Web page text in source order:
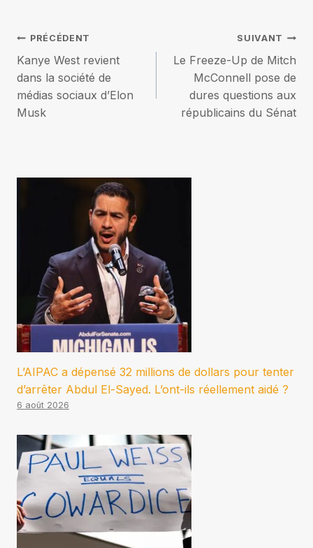
Navigation
de
l’article
PRÉCÉDENT
Kanye West revient
dans la société de
médias sociaux d’Elon
Musk
SUIVANT
Le Freeze-Up de Mitch
McConnell pose de
dures questions aux
républicains du Sénat
L’AIPAC a dépensé 32 millions de dollars pour tenter
d’arrêter Abdul El-Sayed. L’ont-ils réellement aidé ?
6 août 2026